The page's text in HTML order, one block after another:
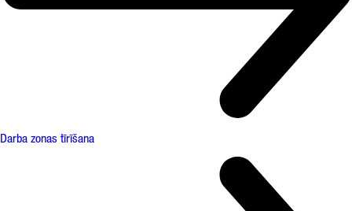
Darba zonas tīrīšana